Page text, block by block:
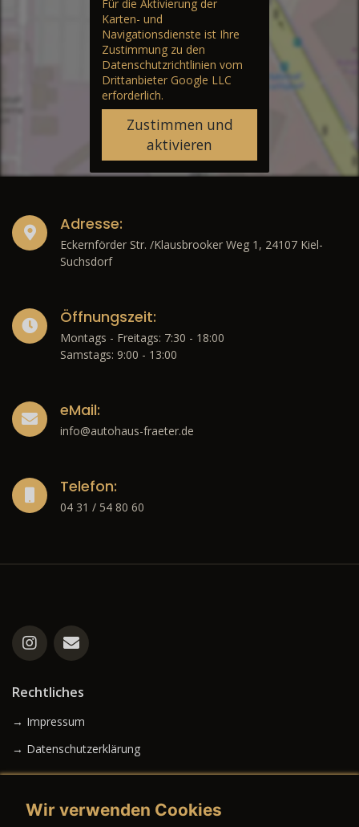
Für die Aktivierung der
Karten- und
Navigationsdienste ist Ihre
Zustimmung zu den
Datenschutzrichtlinien vom
Drittanbieter Google LLC
erforderlich.
Zustimmen und
aktivieren
Adresse:
Eckernförder Str. /Klausbrooker Weg 1, 24107 Kiel-
Suchsdorf
Öffnungszeit:
Montags - Freitags: 7:30 - 18:00
Samstags: 9:00 - 13:00
eMail:
info@autohaus-fraeter.de
Telefon:
04 31 / 54 80 60
Rechtliches
→ Impressum
→ Datenschutzerklärung
Wir verwenden Cookies